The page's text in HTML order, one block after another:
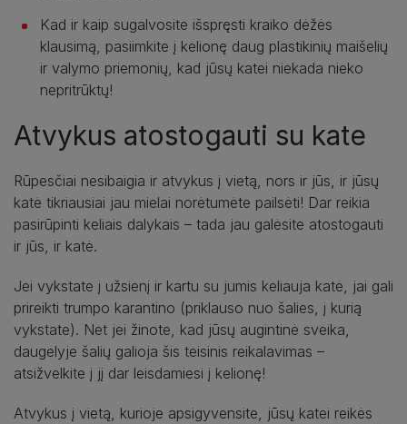
Kad ir kaip sugalvosite išspręsti kraiko dėžės
klausimą, pasiimkite į kelionę daug plastikinių maišelių
ir valymo priemonių, kad jūsų katei niekada nieko
nepritrūktų!
Atvykus atostogauti su kate
Rūpesčiai nesibaigia ir atvykus į vietą, nors ir jūs, ir jūsų
katė tikriausiai jau mielai norėtumėte pailsėti! Dar reikia
pasirūpinti keliais dalykais – tada jau galėsite atostogauti
ir jūs, ir katė.
Jei vykstate į užsienį ir kartu su jumis keliauja katė, jai gali
prireikti trumpo karantino (priklauso nuo šalies, į kurią
vykstate). Net jei žinote, kad jūsų augintinė sveika,
daugelyje šalių galioja šis teisinis reikalavimas –
atsižvelkite į jį dar leisdamiesi į kelionę!
Atvykus į vietą, kurioje apsigyvensite, jūsų katei reikės